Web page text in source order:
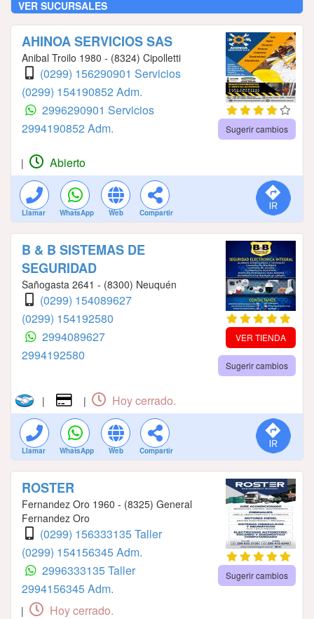
VER SUCURSALES
AHINOA SERVICIOS SAS
Anibal Troilo 1980 - (8324) Cipolletti
(0299) 156290901 Servicios
(0299) 154190852 Adm.
2996290901 Servicios
2994190852 Adm.
Sugerir cambios
| Abierto
Llamar WhatsApp Web Compartir
B & B SISTEMAS DE
SEGURIDAD
Sañogasta 2641 - (8300) Neuquén
(0299) 154089627
(0299) 154192580
2994089627
2994192580
VER TIENDA
Sugerir cambios
| | Hoy cerrado.
Llamar WhatsApp Web Compartir
ROSTER
Fernandez Oro 1960 - (8325) General
Fernandez Oro
(0299) 156333135 Taller
(0299) 154156345 Adm.
2996333135 Taller
2994156345 Adm.
Sugerir cambios
| Hoy cerrado.